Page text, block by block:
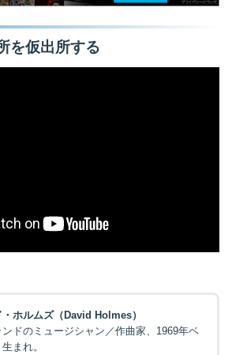
を仮出所する
ホルムズ（David Holmes）
ドのミュージシャン／作曲家、1969年ベ
まれ。